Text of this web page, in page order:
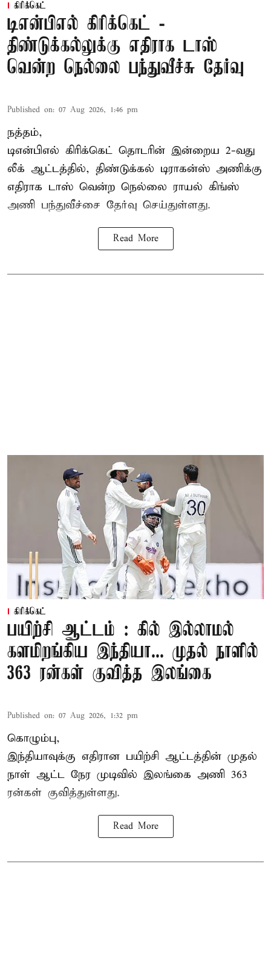
கிரிக்கெட்
டிஎன்பிஎல் கிரிக்கெட் -
திண்டுக்கல்லுக்கு எதிராக டாஸ்
வென்ற நெல்லை பந்துவீச்சு தேர்வு
Published on: 07 Aug 2026, 1:46 pm
நத்தம்,
டிஎன்பிஎல் கிரிக்கெட் தொடரின் இன்றைய 2-வது
லீக் ஆட்டத்தில், திண்டுக்கல் டிராகன்ஸ் அணிக்கு
எதிராக டாஸ் வென்ற நெல்லை ராயல் கிங்ஸ்
அணி பந்துவீச்சை தேர்வு செய்துள்ளது.
Read More
கிரிக்கெட்
பயிற்சி ஆட்டம் : கில் இல்லாமல்
களமிறங்கிய இந்தியா... முதல் நாளில்
363 ரன்கள் குவித்த இலங்கை
Published on: 07 Aug 2026, 1:32 pm
கொழும்பு,
இந்தியாவுக்கு எதிரான பயிற்சி ஆட்டத்தின் முதல்
நாள் ஆட்ட நேர முடிவில் இலங்கை அணி 363
ரன்கள் குவித்துள்ளது.
Read More